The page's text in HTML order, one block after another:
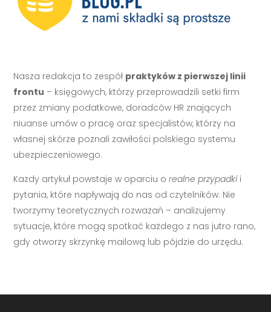
Nasza redakcja to zespół praktyków z pierwszej linii
frontu – księgowych, którzy przeprowadzili setki firm
przez zmiany podatkowe, doradców HR znających
niuanse umów o pracę oraz specjalistów, którzy na
własnej skórze poznali zawiłości polskiego systemu
ubezpieczeniowego.
Każdy artykuł powstaje w oparciu orealne przypadkii
pytania, które napływają do nas od czytelników. Nie
tworzymy teoretycznych rozważań – analizujemy
sytuacje, które mogą spotkać każdego z nas jutro rano,
gdy otworzy skrzynkę mailową lub pójdzie do urzędu.